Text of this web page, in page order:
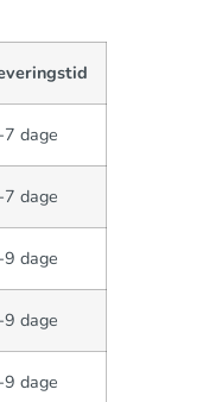
dage
dage
dage
dage
dage